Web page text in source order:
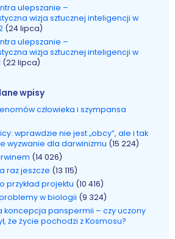
ulepszanie –
wizja sztucznej inteligencji w
(24 lipca)
ulepszanie –
wizja sztucznej inteligencji w
(22 lipca)
wpisy
człowieka i szympansa
wprawdzie nie jest „obcy”, ale i tak
wyzwanie dla darwinizmu (15 224)
(14 026)
raz jeszcze (13 115)
przykład projektu (10 416)
w biologii (9 324)
koncepcja panspermii – czy uczony
że życie pochodzi z Kosmosu?